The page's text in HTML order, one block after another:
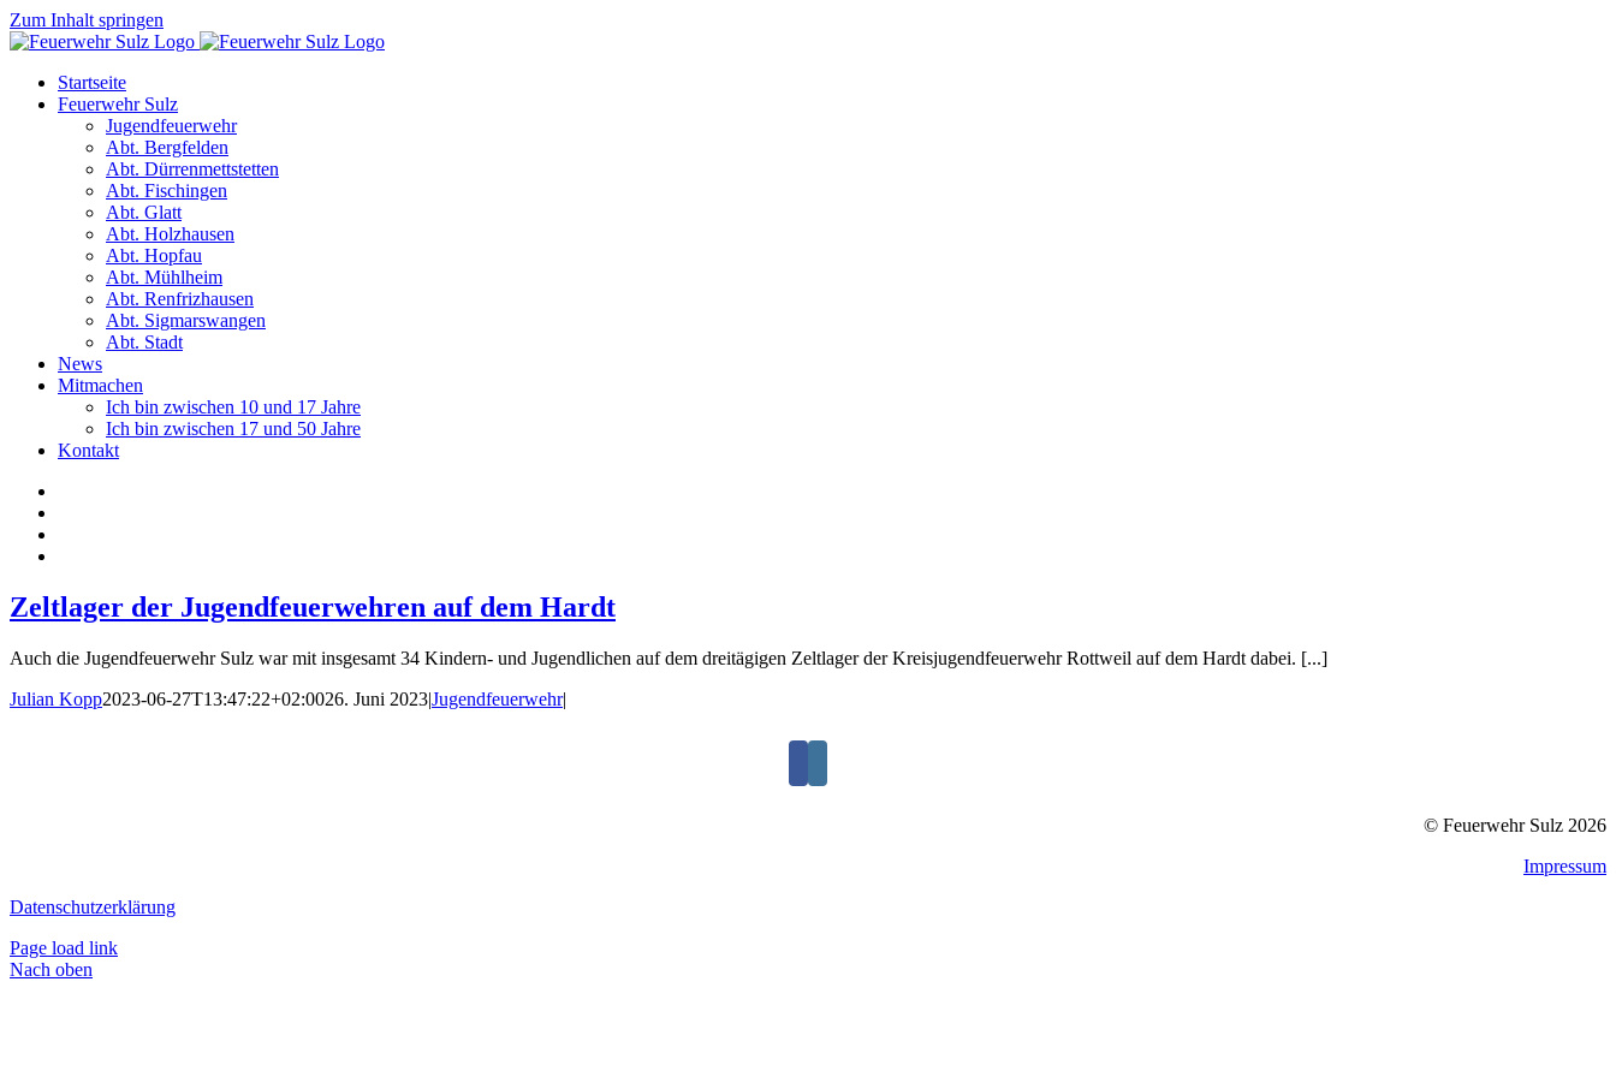
Zum Inhalt springen
Startseite
Feuerwehr Sulz
Jugendfeuerwehr
Abt. Bergfelden
Abt. Dürrenmettstetten
Abt. Fischingen
Abt. Glatt
Abt. Holzhausen
Abt. Hopfau
Abt. Mühlheim
Abt. Renfrizhausen
Abt. Sigmarswangen
Abt. Stadt
News
Mitmachen
Ich bin zwischen 10 und 17 Jahre
Ich bin zwischen 17 und 50 Jahre
Kontakt
Zeltlager der Jugendfeuerwehren auf dem Hardt
Auch die Jugendfeuerwehr Sulz war mit insgesamt 34 Kindern- und Jugendlichen auf dem dreitägigen Zeltlager der Kreisjugendfeuerwehr Rottweil auf dem Hardt dabei. [...]
Julian Kopp2023-06-27T13:47:22+02:0026. Juni 2023|Jugendfeuerwehr|
© Feuerwehr Sulz 2026
Impressum
Datenschutzerklärung
Page load link
Nach oben